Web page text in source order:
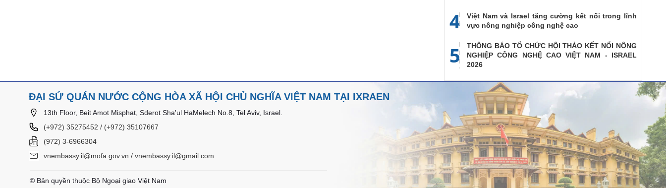
4
Việt Nam và Israel tăng cường kết nối trong lĩnh
vực nông nghiệp công nghệ cao
5
THÔNG BÁO TỔ CHỨC HỘI THẢO KẾT NỐI NÔNG
NGHIỆP CÔNG NGHỆ CAO VIỆT NAM - ISRAEL
2026
ĐẠI SỨ QUÁN NƯỚC CỘNG HÒA XÃ HỘI CHỦ NGHĨA VIỆT NAM TẠI IXRAEN
13th Floor, Beit Amot Misphat, Sderot Sha'ul HaMelech No.8, Tel Aviv, Israel.
(+972) 35275452 / (+972) 35107667
(972) 3-6966304
vnembassy.il@mofa.gov.vn / vnembassy.il@gmail.com
© Bản quyền thuộc Bộ Ngoại giao Việt Nam